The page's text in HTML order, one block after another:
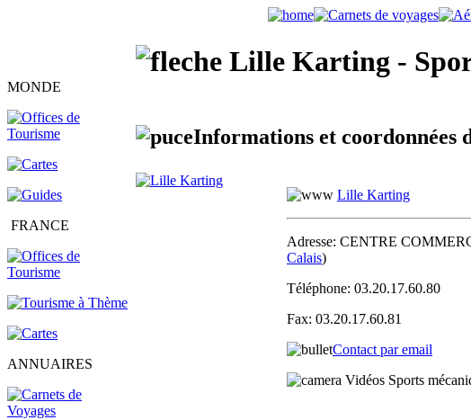
MONDE
FRANCE
ANNUAIRES
Lille Karting -
Informations et coordonnées
Lille Karting
Adresse: CENTRE
Calais)
Téléphone: 03.20.17.60.80
Fax: 03.20.17.60.81
Contact par email
Vidéos Sports